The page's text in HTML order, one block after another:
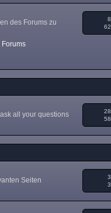
des Forums zu
8
62
all your questions
28
58
Seiten
3
3